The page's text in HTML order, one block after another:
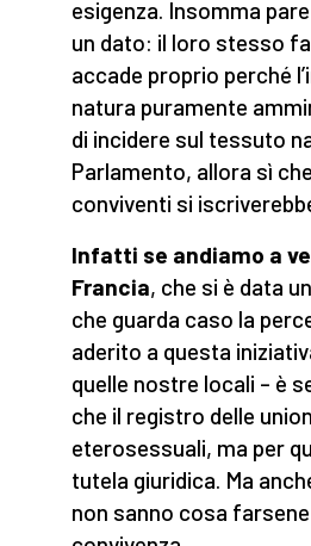
esigenza. Insomma
un dato: il loro stesso
accade proprio perché
natura puramente
di incidere sul tessuto
Parlamento, allora sì
conviventi si
Infatti se andiamo a
Francia, che si è data
che guarda caso la
aderito a questa
quelle nostre locali – è
che il registro delle
eterosessuali, ma per
tutela giuridica. Ma
non sanno cosa